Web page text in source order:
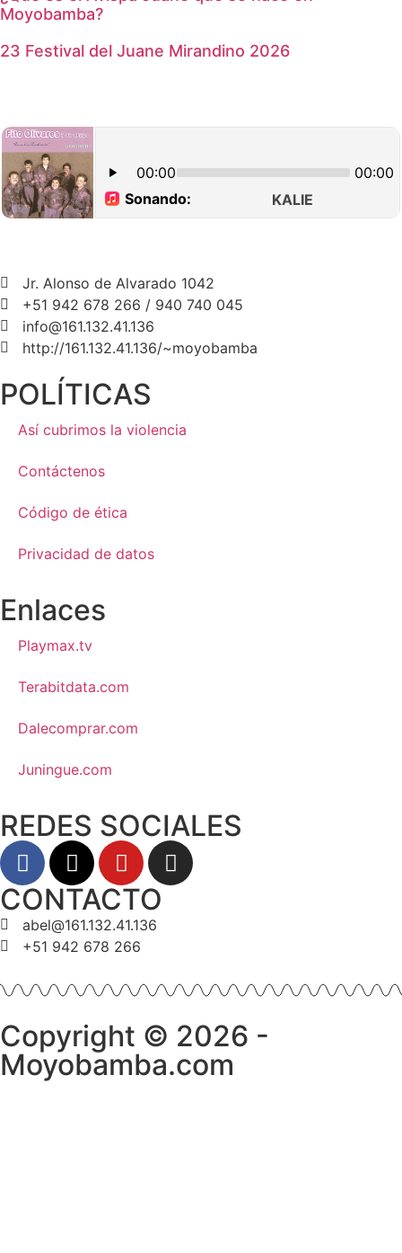
Moyobamba?
23 Festival del Juane Mirandino 2026
Jr. Alonso de Alvarado 1042
+51 942 678 266 / 940 740 045
info@161.132.41.136
http://161.132.41.136/~moyobamba
POLÍTICAS
Así cubrimos la violencia
Contáctenos
Código de ética
Privacidad de datos
Enlaces
Playmax.tv
Terabitdata.com
Dalecomprar.com
Juningue.com
REDES SOCIALES
CONTACTO
abel@161.132.41.136
+51 942 678 266
Copyright © 2026 -
Moyobamba.com